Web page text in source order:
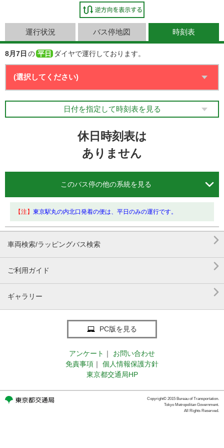
運行状況 バス停地図 時刻表
8月7日 の 平日 ダイヤで運行しております。
日付を指定して時刻表を見る
休日時刻表は
ありません
このバス停の他の系統を見る 
【注】 東京駅丸の内北口発着の便は、平日のみの運行です。
車両検索/ラッピングバス検索 
ご利用ガイド 
ギャラリー 
PC版を見る
アンケート ｜
お問い合わせ
免責事項 ｜
個人情報保護方針
東京都交通局HP
Copyright© 2015 Bureau of Transportation.
Tokyo Metropolitan Government.
All Rights Reserved.